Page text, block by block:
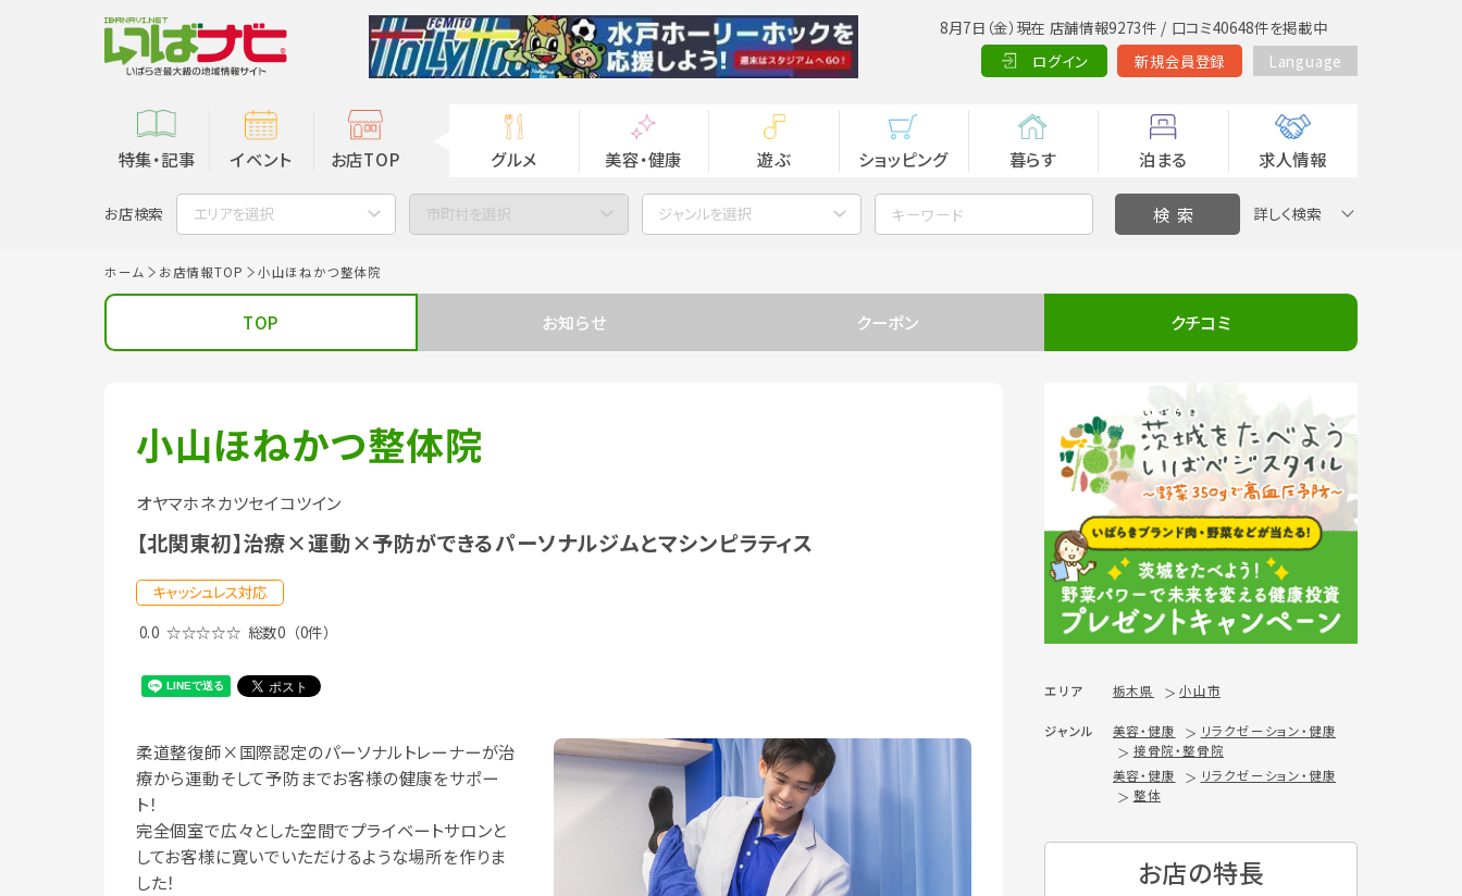
8月7日（金）現在 店舗情報9273件 / 口コミ40648件を掲載中
ログイン
新規会員登録 Language
特集・記事 イベント お店TOP グルメ 美容・健康 遊ぶ ショッピング 暮らす 泊まる 求人情報
お店検索 エリアを選択 市町村を選択 ジャンルを選択 詳しく検索
ホーム お店情報TOP 小山ほねかつ整体院
TOP お知らせ クーポン クチコミ
小山ほねかつ整体院
オヤマホネカツセイコツイン
【北関東初】治療×運動×予防ができるパーソナルジムとマシンピラティス
キャッシュレス対応
0.0 ☆☆☆☆☆ 総数0 （0件）
柔道整復師×国際認定のパーソナルトレーナーが治
療から運動そして予防までお客様の健康をサポー
ト！
完全個室で広々とした空間でプライベートサロンと
してお客様に寛いでいただけるような場所を作りま
した！
エリア 栃木県 小山市
ジャンル 美容・健康
リラクゼーション・健康
接骨院・整骨院
美容・健康
リラクゼーション・健康
整体
お店の特長